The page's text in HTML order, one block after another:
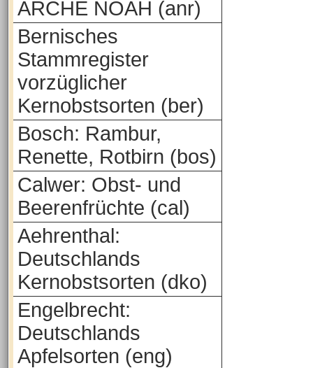
ARCHE NOAH (anr)
Bernisches
Stammregister
vorzüglicher
Kernobstsorten (ber)
Bosch: Rambur,
Renette, Rotbirn (bos)
Calwer: Obst- und
Beerenfrüchte (cal)
Aehrenthal:
Deutschlands
Kernobstsorten (dko)
Engelbrecht:
Deutschlands
Apfelsorten (eng)